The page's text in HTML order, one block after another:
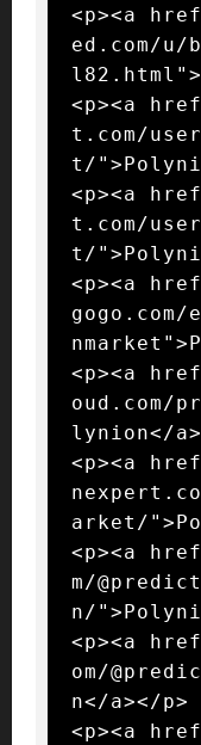
<p><a
ed.com/u/
<p><a
t.com/
t/
<p><a
t.com/
t/
<p><a
<p><a
oud.com/
lynion</
<p><a
arket/
<p><a
m/
n/
<p><a
om/
n</a></p>
<p><a